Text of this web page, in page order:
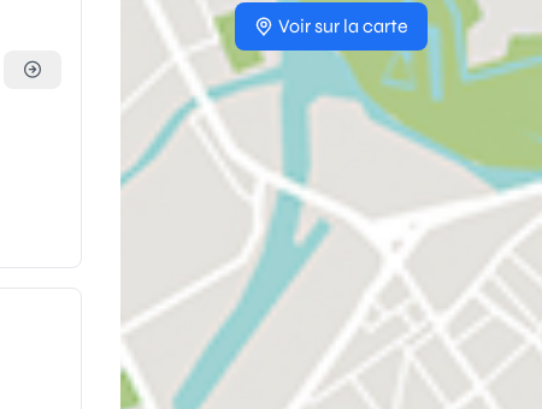
Voir sur la carte